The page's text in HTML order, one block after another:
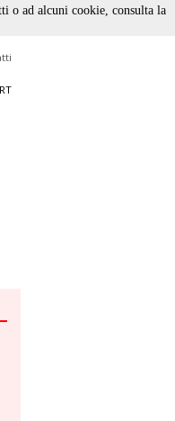
o ad alcuni cookie, consulta la